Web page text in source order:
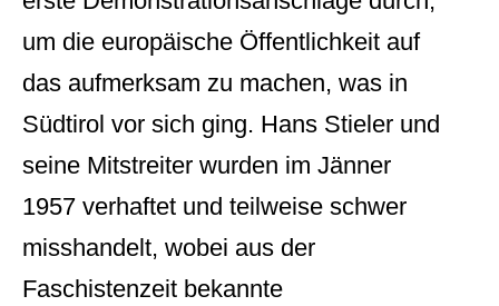
um die europäische Öffentlichkeit auf
das aufmerksam zu machen, was in
Südtirol vor sich ging. Hans Stieler und
seine Mitstreiter wurden im Jänner
1957 verhaftet und teilweise schwer
misshandelt, wobei aus der
Faschistenzeit bekannte